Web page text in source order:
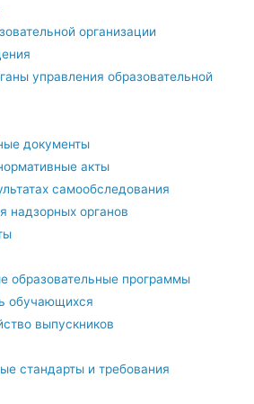
организации
управления образовательной
документы
акты
самообследования
надзорных органов
образовательные программы
обучающихся
выпускников
стандарты и требования